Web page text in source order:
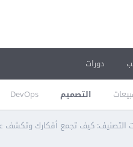
التصميم DevOps
دورات
كيف تجمع أفكارك وتكشف